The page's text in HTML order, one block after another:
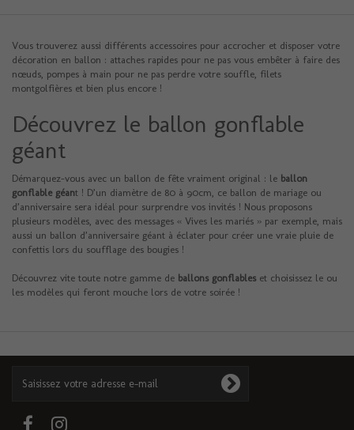
Vous trouverez aussi différents accessoires pour accrocher et disposer votre
décoration en ballon : attaches rapides pour ne pas vous embêter à faire des
nœuds, pompes à main pour ne pas perdre votre souffle, filets
montgolfières et bien plus encore !
Découvrez le ballon gonflable
géant
Démarquez-vous avec un ballon de fête vraiment original : le ballon
gonflable géant ! D’un diamètre de 80 à 90cm, ce ballon de mariage ou
d’anniversaire sera idéal pour surprendre vos invités ! Nous proposons
plusieurs modèles, avec des messages « Vives les mariés » par exemple, mais
aussi un ballon d’anniversaire géant à éclater pour créer une vraie pluie de
confettis lors du soufflage des bougies !
Découvrez vite toute notre gamme de ballons gonflables et choisissez le ou
les modèles qui feront mouche lors de votre soirée !